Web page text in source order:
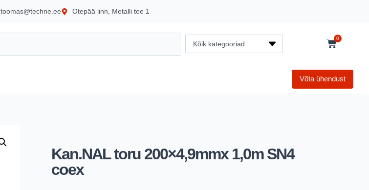
toomas@techne.ee Otepää linn, Metalli tee 1
Kõik kategooriad
0
Võta ühendust
Kan.NAL toru 200×4,9mmx 1,0m SN4
coex